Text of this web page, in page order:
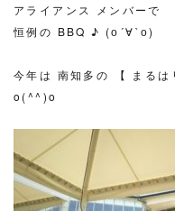
アライアンス メンバーで
恒例の BBQ ♪ (о´∀`о)
今年は 南知多の 【 まる
o(^^)o